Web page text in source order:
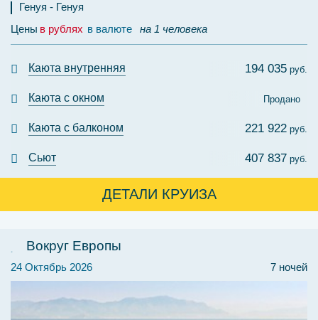
Генуя
Генуя
Цены в рублях в валюте на 1 человека
Каюта внутренняя 194 035 руб.
Каюта с окном Продано
Каюта с балконом 221 922 руб.
Сьют 407 837 руб.
ДЕТАЛИ КРУИЗА
Вокруг Европы
7 ночей
24 Октябрь 2026